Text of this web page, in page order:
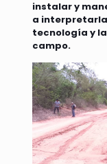
instalar y
a
tecnología y
campo.